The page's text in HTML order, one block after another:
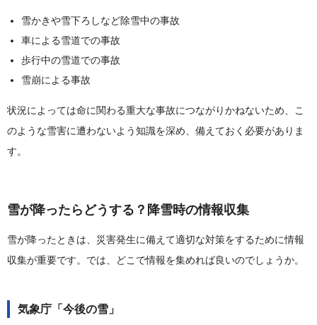
雪かきや雪下ろしなど除雪中の事故
車による雪道での事故
歩行中の雪道での事故
雪崩による事故
状況によっては命に関わる重大な事故につながりかねないため、こ
のような雪害に遭わないよう知識を深め、備えておく必要がありま
す。
雪が降ったらどうする？降雪時の情報収集
雪が降ったときは、災害発生に備えて適切な対策をするために情報
収集が重要です。では、どこで情報を集めれば良いのでしょうか。
気象庁「今後の雪」